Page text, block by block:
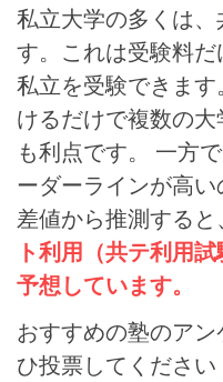
私立大学の多くは
す。これは受験料
私立を受験できま
けるだけで複数の
も利点です。 一方
ーダーラインが高
差値から推測すると
ト利用（共テ利用
予想しています。
おすすめの塾のア
ひ投票してくださ